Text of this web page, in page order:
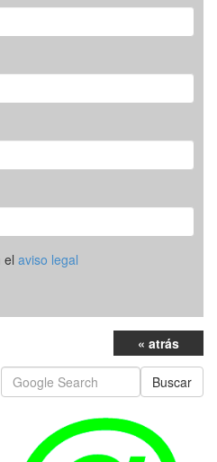
el aviso legal
« atrás
Buscar